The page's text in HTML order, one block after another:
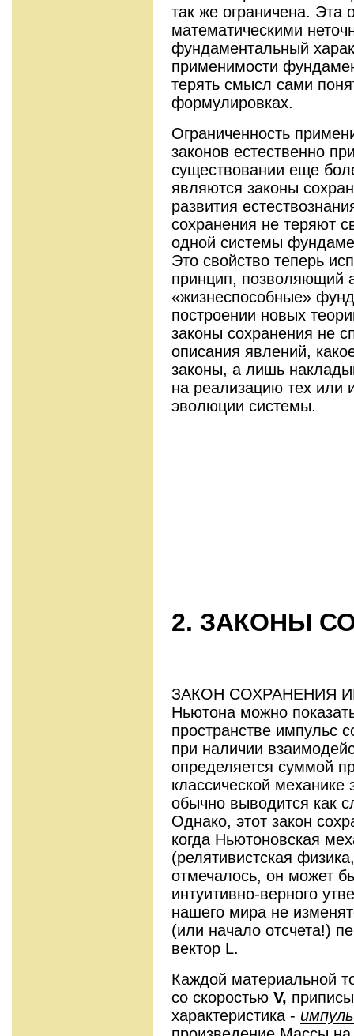
так же ограничена. Эта
математическими
фундаментальный
применимости
терять смысл сами
формулировках.
Ограниченность
законов естественно
существовании еще
являются законы
развития
сохранения не теряют
одной системы
Это свойство теперь
принцип, позволяющий
«жизнеспособные»
построении новых
законы сохранения не
описания явлений,
законы, а лишь
на реализацию тех или
эволюции системы.
2. ЗАКОНЫ
ЗАКОН СОХРАНЕНИЯ
Ньютона можно
пространстве импульс
при наличии
определяется суммой
классической механике
обычно выводится как
Однако, этот закон
когда Ньютоновская
(релятивистская
отмечалось, он может
интуитивно-верного
нашего мира не
(или начало отсчета!)
вектор L.
Каждой материальной
со скоростью V,
характеристика -